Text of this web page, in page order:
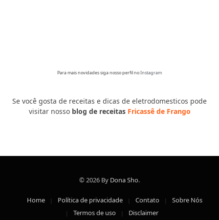
Para mais novidades siga nosso perfil noInstagram
Se você gosta de receitas e dicas de eletrodomesticos pode
visitar nosso blog de receitas Fricassê de Frango
© 2026 By Dona Sho.
Home Política de privacidade Contato
Sobre Nós
Termos de uso
Disclaimer